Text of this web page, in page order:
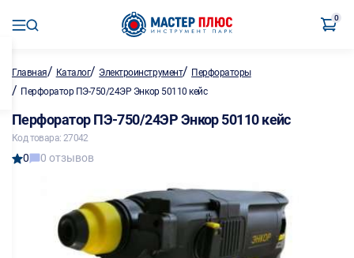
0
Главная/ Каталог/ Электроинструмент/ Перфораторы
/ Перфоратор ПЭ-750/24ЭР Энкор 50110 кейс
Перфоратор ПЭ-750/24ЭР Энкор 50110 кейс
Код товара: 27042
0 0 отзывов